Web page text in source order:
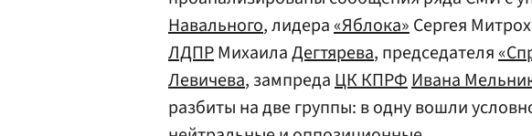
Навального, лидера«Яблока»Сергея
ЛДПРМихаилаДегтярева, председателя
Левичева, зампредаЦК КПРФИвана
разбиты на две группы: в одну вошли